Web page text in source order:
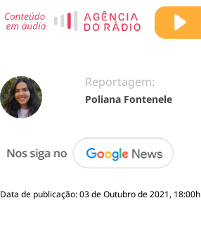
Reportagem:
Poliana Fontenele
Data de publicação: 03 de Outubro de 2021, 18:00h